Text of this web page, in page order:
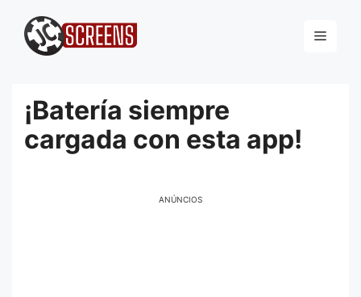
para
Menu
¡Batería siempre
cargada con esta app!
ANÚNCIOS